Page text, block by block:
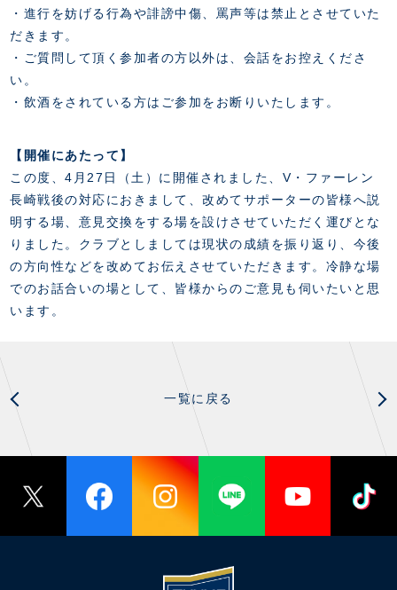
・進行を妨げる行為や誹謗中傷、罵声等は禁止とさせていた
だきます。
・ご質問して頂く参加者の方以外は、会話をお控えくださ
い。
・飲酒をされている方はご参加をお断りいたします。
【開催にあたって】
この度、4月27日（土）に開催されました、V・ファーレン
長崎戦後の対応におきまして、改めてサポーターの皆様へ説
明する場、意見交換をする場を設けさせていただく運びとな
りました。クラブとしましては現状の成績を振り返り、今後
の方向性などを改めてお伝えさせていただきます。冷静な場
でのお話合いの場として、皆様からのご意見も伺いたいと思
います。
一覧に戻る